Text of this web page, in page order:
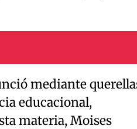
mediante
educacional,
materia, Moises